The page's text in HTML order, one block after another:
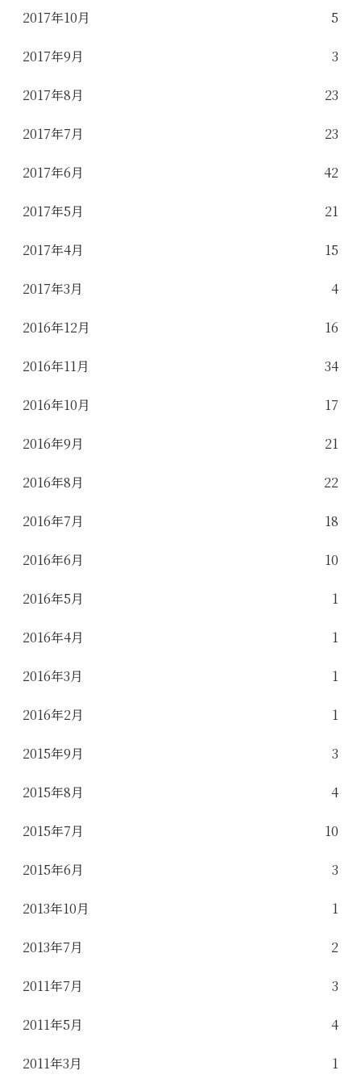
2017年10月 5
2017年9月 3
2017年8月 23
2017年7月 23
2017年6月 42
2017年5月 21
2017年4月 15
2017年3月 4
2016年12月 16
2016年11月 34
2016年10月 17
2016年9月 21
2016年8月 22
2016年7月 18
2016年6月 10
2016年5月 1
2016年4月 1
2016年3月 1
2016年2月 1
2015年9月 3
2015年8月 4
2015年7月 10
2015年6月 3
2013年10月 1
2013年7月 2
2011年7月 3
2011年5月 4
2011年3月 1